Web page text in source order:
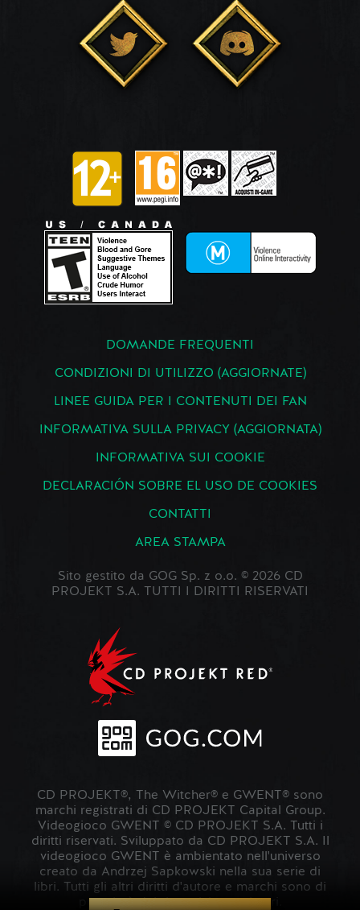
DOMANDE FREQUENTI
CONDIZIONI DI UTILIZZO (AGGIORNATE)
LINEE GUIDA PER I CONTENUTI DEI FAN
INFORMATIVA SULLA PRIVACY (AGGIORNATA)
INFORMATIVA SUI COOKIE
DECLARACIÓN SOBRE EL USO DE COOKIES
CONTATTI
AREA STAMPA
Sito gestito da GOG Sp. z o.o. © 2026 CD
PROJEKT S.A. TUTTI I DIRITTI RISERVATI
CD PROJEKT®, The Witcher® e GWENT® sono
marchi registrati di CD PROJEKT Capital Group.
Videogioco GWENT © CD PROJEKT S.A. Tutti i
diritti riservati. Sviluppato da CD PROJEKT S.A. Il
videogioco GWENT è ambientato nell'universo
creato da Andrzej Sapkowski nella sua serie di
libri. Tutti gli altri diritti d'autore e marchi sono di
proprietà dei rispettivi proprietari.